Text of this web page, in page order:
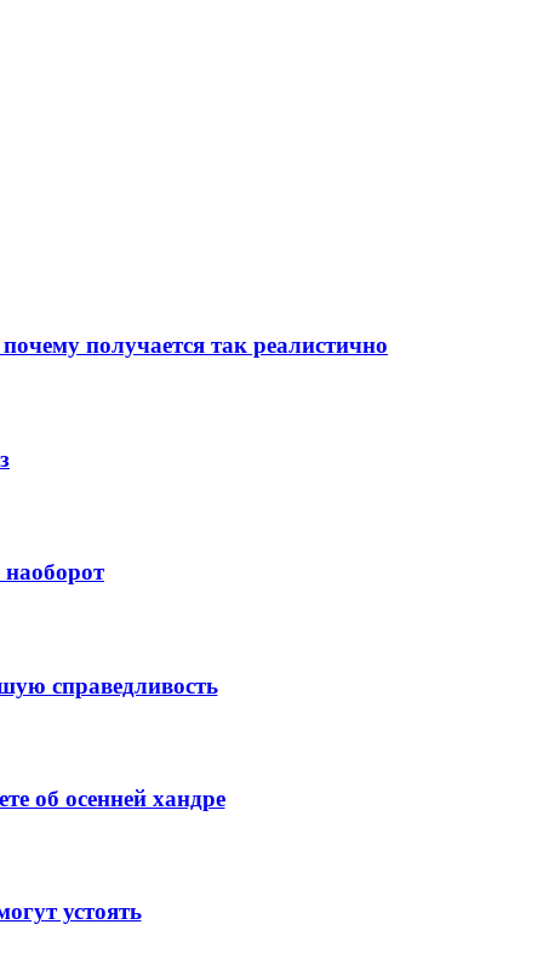
получается так реалистично
наоборот
справедливость
об осенней хандре
устоять